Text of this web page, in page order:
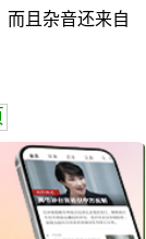
而且杂音还来自